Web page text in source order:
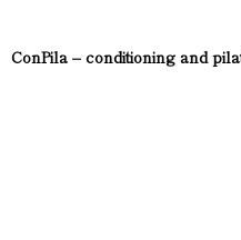
ConPila – conditioning and